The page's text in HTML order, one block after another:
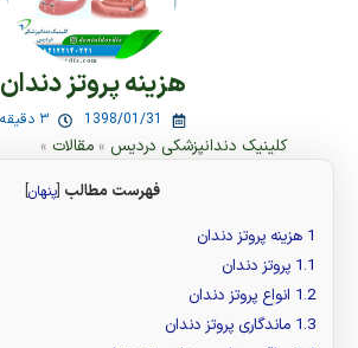
هزینه پروتز دندان
1398/01/31 ۳ دقیقه
کلینیک دندانپزشکی دردیس » مقالات »
فهرست مطالب [پنهان]
1 هزینه پروتز دندان
1.1 پروتز دندان
1.2 انواع پروتز دندان
1.3 ماندگاری پروتز دندان